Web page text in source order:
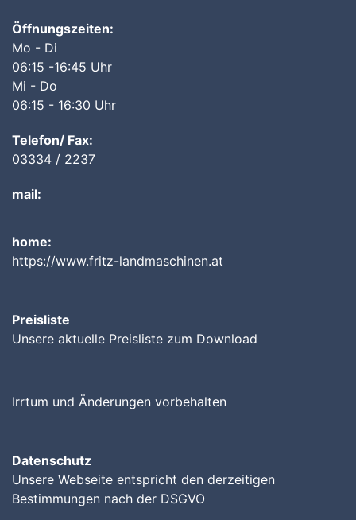
Öffnungszeiten:
Mo - Di
06:15 -16:45 Uhr
Mi - Do
06:15 - 16:30 Uhr
Telefon/ Fax:
03334 / 2237
mail:
home:
https://www.fritz-landmaschinen.at
Preisliste
Unsere aktuelle Preisliste zum Download
Irrtum und Änderungen vorbehalten
Datenschutz
Unsere Webseite entspricht den derzeitigen
Bestimmungen nach der DSGVO